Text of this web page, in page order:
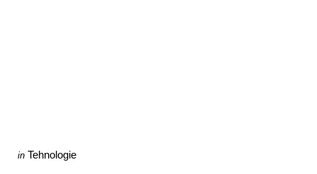
Categories
Posted
in Tehnologie